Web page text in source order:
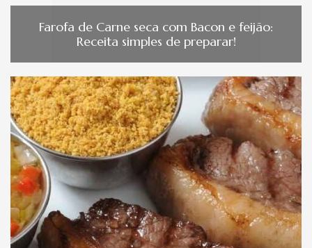
Farofa de Carne seca com Bacon e feijão:
Receita simples de preparar!